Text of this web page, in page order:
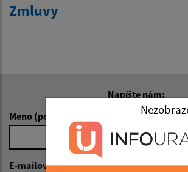
Zmluvy
Napíšte nám:
Meno (povinné)
E-mailová adresa (povinné)